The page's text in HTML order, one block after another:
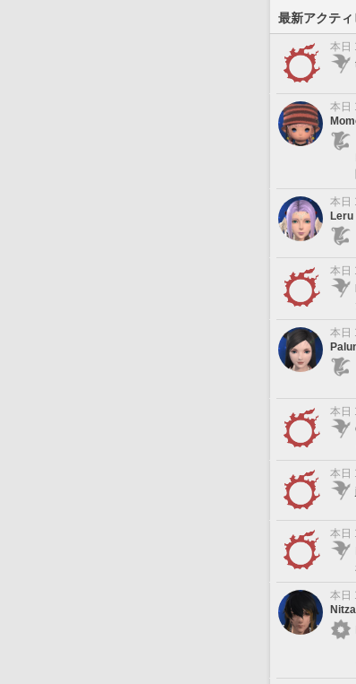
最新アクティ
本日
本日
本日
本日
本日
本日
本日
本日
本日